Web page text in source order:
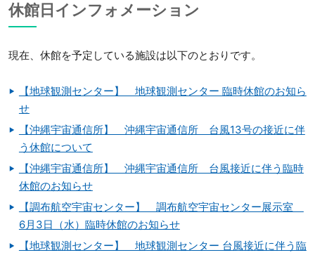
休館日インフォメーション
現在、休館を予定している施設は以下のとおりです。
【地球観測センター】 地球観測センター 臨時休館のお知ら
せ
【沖縄宇宙通信所】 沖縄宇宙通信所 台風13号の接近に伴
う休館について
【沖縄宇宙通信所】 沖縄宇宙通信所 台風接近に伴う臨時
休館のお知らせ
【調布航空宇宙センター】 調布航空宇宙センター展示室
6月3日（水）臨時休館のお知らせ
【地球観測センター】 地球観測センター 台風接近に伴う臨